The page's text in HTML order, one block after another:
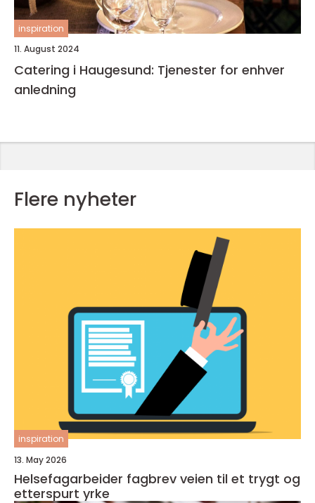
inspiration
11. August 2024
Catering i Haugesund: Tjenester for enhver
anledning
Flere nyheter
inspiration
13. May 2026
Helsefagarbeider fagbrev veien til et trygt og
etterspurt yrke